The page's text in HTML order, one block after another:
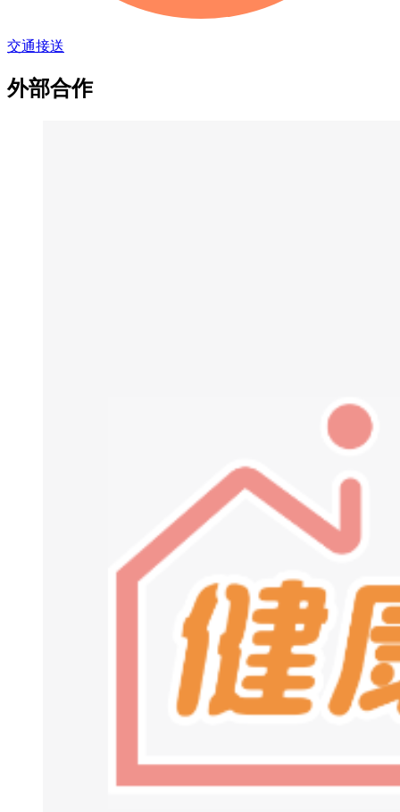
交通接送
外部合作